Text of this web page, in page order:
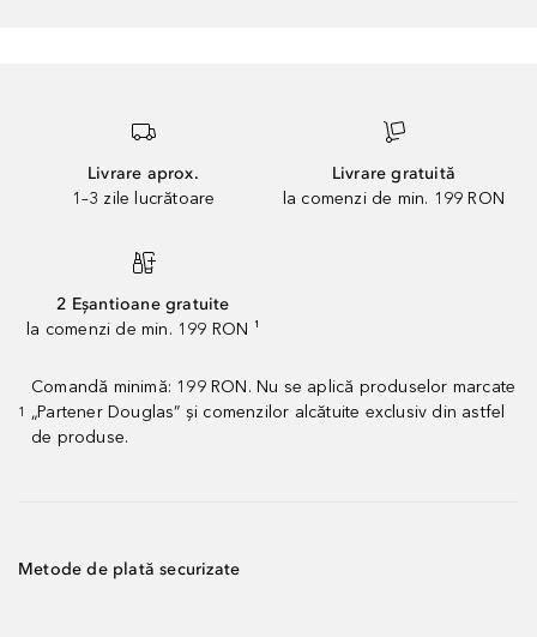
Livrare aprox.
1–3 zile lucrătoare
Livrare gratuită
la comenzi de min. 199 RON
2 Eșantioane gratuite
la comenzi de min. 199 RON ¹
1
Comandă minimă: 199 RON. Nu se aplică produselor marcate
„Partener Douglas” și comenzilor alcătuite exclusiv din astfel
de produse.
Metode de plată securizate